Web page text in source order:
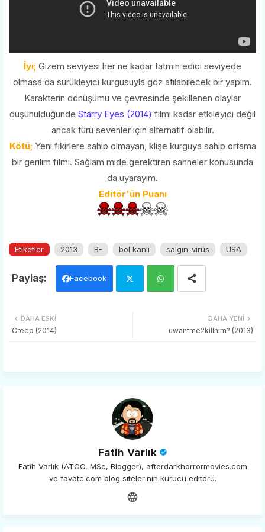
İyi; Gizem seviyesi her ne kadar tatmin edici seviyede
olmasa da sürükleyici kurgusuyla göz atılabilecek bir yapım.
Karakterin dönüşümü ve çevresinde şekillenen olaylar
düşünüldüğünde Starry Eyes (2014) filmi kadar etkileyici değil
ancak türü sevenler için alternatif olabilir.
Kötü; Yeni fikirlere sahip olmayan, klişe kurguya sahip ortama
bir gerilim filmi. Sağlam mide gerektiren sahneler konusunda
da uyarayım.
Editör'ün Puanı
Etiketler 2013 B- bol kanlı salgın-virüs USA
Facebook
DAHA YENI
uwantme2killhim? (2013)
DAHA ESKI
Creep (2014)
Fatih Varlık
Fatih Varlık (ATCO, MSc, Blogger), afterdarkhorrormovies.com
ve favatc.com blog sitelerinin kurucu editörü.